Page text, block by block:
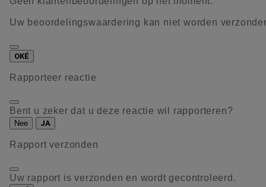
Uw beoordelingswaardering kan niet worden
OKÉ
Rapporteer reactie
Bent u zeker dat u deze reactie wil rapporteren?
Nee JA
Rapport verzonden
Uw rapport is verzonden en wordt gecontroleerd.